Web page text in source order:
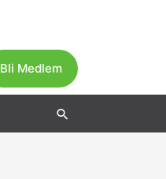
Bli Medlem
Søk